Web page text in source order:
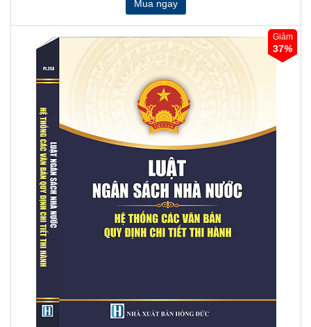
Giảm
37%